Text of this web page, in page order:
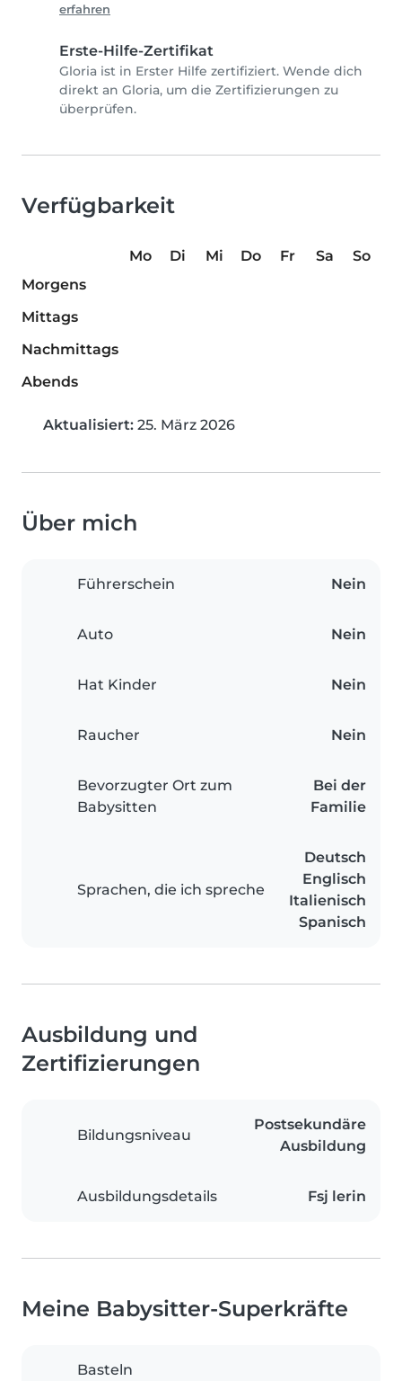
erfahren
Erste-Hilfe-Zertifikat
Gloria ist in Erster Hilfe zertifiziert. Wende dich
direkt an Gloria, um die Zertifizierungen zu
überprüfen.
Verfügbarkeit
Mo Di Mi Do Fr Sa
So
Morgens
Mittags
Nachmittags
Abends
Aktualisiert: 25. März 2026
Über mich
Führerschein Nein
Auto Nein
Hat Kinder Nein
Raucher Nein
Bevorzugter Ort zum
Babysitten
Bei der
Familie
Sprachen, die ich spreche
Deutsch
Englisch
Italienisch
Spanisch
Ausbildung und
Zertifizierungen
Bildungsniveau
Postsekundäre
Ausbildung
Ausbildungsdetails Fsj lerin
Meine Babysitter-Superkräfte
Basteln